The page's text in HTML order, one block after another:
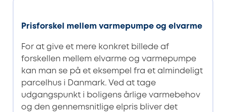
Prisforskel mellem varmepumpe og elvarme
For at give et mere konkret billede af
forskellen mellem elvarme og varmepumpe
kan man se på et eksempel fra et almindeligt
parcelhus i Danmark. Ved at tage
udgangspunkt i boligens årlige varmebehov
og den gennemsnitlige elpris bliver det